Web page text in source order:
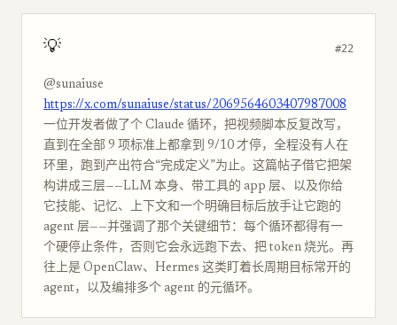
💡 #22
@sunaiuse
https://x.com/sunaiuse/status/2069564603407987008
一位开发者做了个 Claude 循环，把视频脚本反复改写，
直到在全部 9 项标准上都拿到 9/10 才停，全程没有人在
环里，跑到产出符合“完成定义”为止。这篇帖子借它把架
构讲成三层——LLM 本身、带工具的 app 层、以及你给
它技能、记忆、上下文和一个明确目标后放手让它跑的
agent 层——并强调了那个关键细节：每个循环都得有一
个硬停止条件，否则它会永远跑下去、把 token 烧光。再
往上是 OpenClaw、Hermes 这类盯着长周期目标常开的
agent，以及编排多个 agent 的元循环。